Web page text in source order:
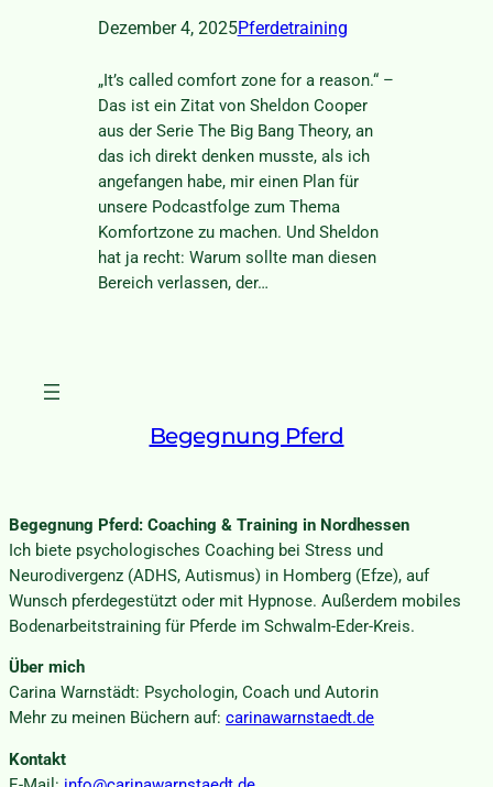
Dezember 4, 2025Pferdetraining
„It’s called comfort zone for a reason.“ –
Das ist ein Zitat von Sheldon Cooper
aus der Serie The Big Bang Theory, an
das ich direkt denken musste, als ich
angefangen habe, mir einen Plan für
unsere Podcastfolge zum Thema
Komfortzone zu machen. Und Sheldon
hat ja recht: Warum sollte man diesen
Bereich verlassen, der…
Begegnung Pferd
Begegnung Pferd: Coaching & Training in Nordhessen
Ich biete psychologisches Coaching bei Stress und
Neurodivergenz (ADHS, Autismus) in Homberg (Efze), auf
Wunsch pferdegestützt oder mit Hypnose. Außerdem mobiles
Bodenarbeitstraining für Pferde im Schwalm-Eder-Kreis.
Über mich
Carina Warnstädt: Psychologin, Coach und Autorin
Mehr zu meinen Büchern auf: carinawarnstaedt.de
Kontakt